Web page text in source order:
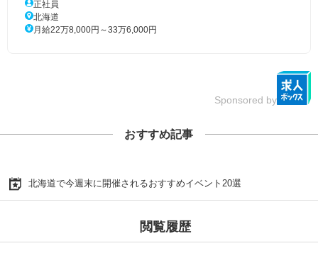
正社員
北海道
月給22万8,000円～33万6,000円
Sponsored by
おすすめ記事
北海道で今週末に開催されるおすすめイベント20選
閲覧履歴